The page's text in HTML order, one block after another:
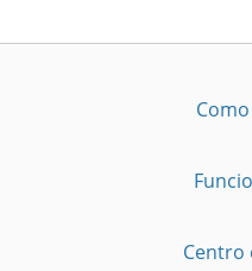
Centro